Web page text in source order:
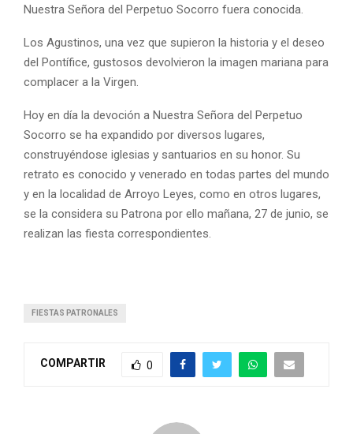
Nuestra Señora del Perpetuo Socorro fuera conocida.
Los Agustinos, una vez que supieron la historia y el deseo
del Pontífice, gustosos devolvieron la imagen mariana para
complacer a la Virgen.
Hoy en día la devoción a Nuestra Señora del Perpetuo
Socorro se ha expandido por diversos lugares,
construyéndose iglesias y santuarios en su honor. Su
retrato es conocido y venerado en todas partes del mundo
y en la localidad de Arroyo Leyes, como en otros lugares,
se la considera su Patrona por ello mañana, 27 de junio, se
realizan las fiesta correspondientes.
FIESTAS PATRONALES
COMPARTIR 0